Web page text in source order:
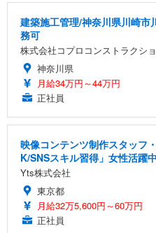
建築施工管理/神奈川県川崎
務可
株式会社コプロコンストラクシ
神奈川県
月給34万円～44万円
正社員
映像コンテンツ制作スタッフ
K/SNSスキル習得」女性活躍
Yts株式会社
東京都
月給32万5,600円～60万円
正社員